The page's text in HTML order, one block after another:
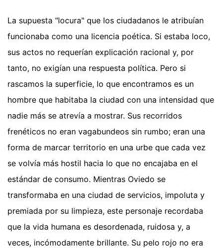
La supuesta "locura" que los ciudadanos le atribuían
funcionaba como una licencia poética. Si estaba loco,
sus actos no requerían explicación racional y, por
tanto, no exigían una respuesta política. Pero si
rascamos la superficie, lo que encontramos es un
hombre que habitaba la ciudad con una intensidad que
nadie más se atrevía a mostrar. Sus recorridos
frenéticos no eran vagabundeos sin rumbo; eran una
forma de marcar territorio en una urbe que cada vez
se volvía más hostil hacia lo que no encajaba en el
estándar de consumo. Mientras Oviedo se
transformaba en una ciudad de servicios, impoluta y
premiada por su limpieza, este personaje recordaba
que la vida humana es desordenada, ruidosa y, a
veces, incómodamente brillante. Su pelo rojo no era